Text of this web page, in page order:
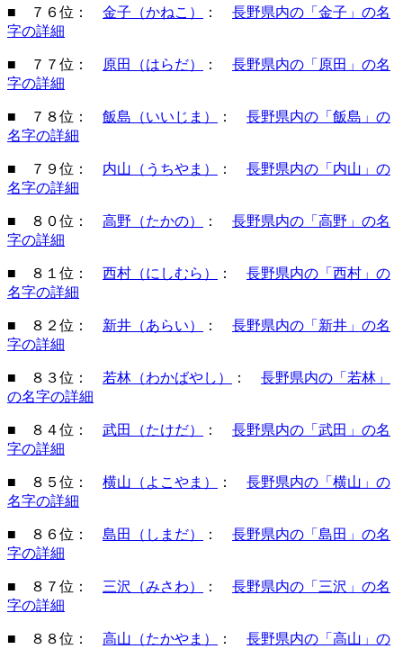
■ ７６位： 金子（かねこ） ： 長野県内の「金子」の名
字の詳細
■ ７７位： 原田（はらだ） ： 長野県内の「原田」の名
字の詳細
■ ７８位： 飯島（いいじま） ： 長野県内の「飯島」の
名字の詳細
■ ７９位： 内山（うちやま） ： 長野県内の「内山」の
名字の詳細
■ ８０位： 高野（たかの） ： 長野県内の「高野」の名
字の詳細
■ ８１位： 西村（にしむら） ： 長野県内の「西村」の
名字の詳細
■ ８２位： 新井（あらい） ： 長野県内の「新井」の名
字の詳細
■ ８３位： 若林（わかばやし） ： 長野県内の「若林」
の名字の詳細
■ ８４位： 武田（たけだ） ： 長野県内の「武田」の名
字の詳細
■ ８５位： 横山（よこやま） ： 長野県内の「横山」の
名字の詳細
■ ８６位： 島田（しまだ） ： 長野県内の「島田」の名
字の詳細
■ ８７位： 三沢（みさわ） ： 長野県内の「三沢」の名
字の詳細
■ ８８位： 高山（たかやま） ： 長野県内の「高山」の